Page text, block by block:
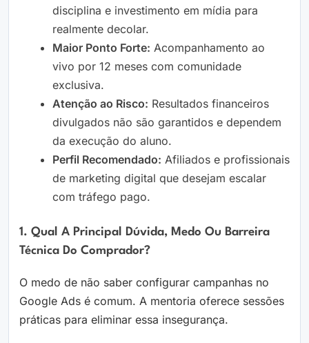
disciplina e investimento em mídia para
realmente decolar.
Maior Ponto Forte: Acompanhamento ao
vivo por 12 meses com comunidade
exclusiva.
Atenção ao Risco: Resultados financeiros
divulgados não são garantidos e dependem
da execução do aluno.
Perfil Recomendado: Afiliados e profissionais
de marketing digital que desejam escalar
com tráfego pago.
1. Qual A Principal Dúvida, Medo Ou Barreira
Técnica Do Comprador?
O medo de não saber configurar campanhas no
Google Ads é comum. A mentoria oferece sessões
práticas para eliminar essa insegurança.